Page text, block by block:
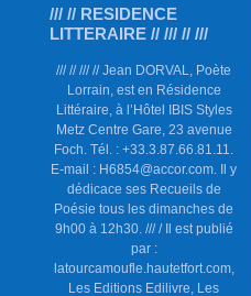
/// // RESIDENCE
LITTERAIRE // /// // ///
/// // /// // Jean DORVAL, Poète
Lorrain, est en Résidence
Littéraire, à l’Hôtel IBIS Styles
Metz Centre Gare, 23 avenue
Foch. Tél. : +33.3.87.66.81.11.
E-mail : H6854@accor.com. Il y
dédicace ses Recueils de
Poésie tous les dimanches de
9h00 à 12h30. /// / Il est publié
par :
latourcamoufle.hautetfort.com,
Les Editions Edilivre, Les